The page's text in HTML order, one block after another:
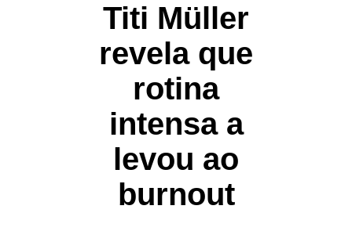
Titi Müller
revela que
rotina
intensa a
levou ao
burnout